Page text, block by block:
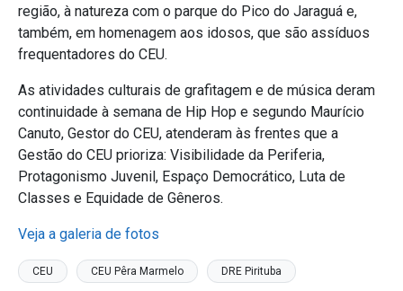
região, à natureza com o parque do Pico do Jaraguá e,
também, em homenagem aos idosos, que são assíduos
frequentadores do CEU.
As atividades culturais de grafitagem e de música deram
continuidade à semana de Hip Hop e segundo Maurício
Canuto, Gestor do CEU, atenderam às frentes que a
Gestão do CEU prioriza: Visibilidade da Periferia,
Protagonismo Juvenil, Espaço Democrático, Luta de
Classes e Equidade de Gêneros.
Veja a galeria de fotos
CEU CEU Pêra Marmelo DRE Pirituba